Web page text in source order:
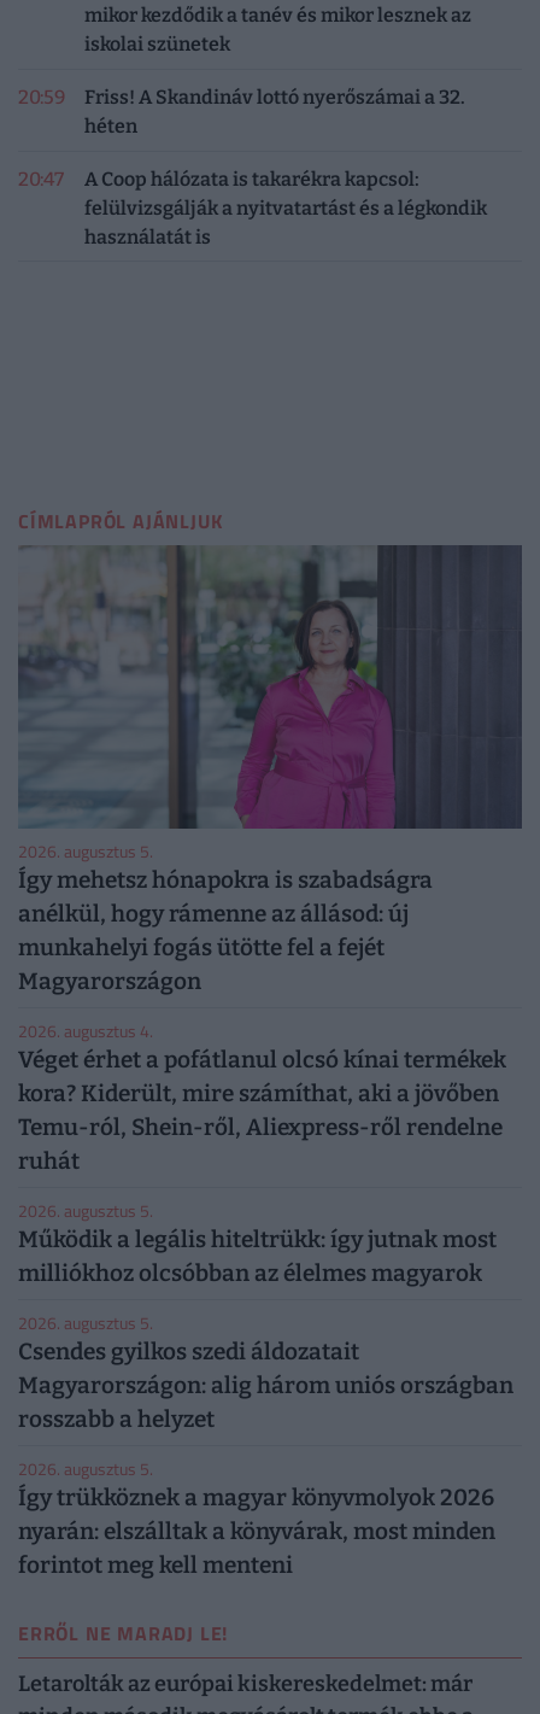
mikor kezdődik a tanév és mikor lesznek az
iskolai szünetek
20:59
Friss! A Skandináv lottó nyerőszámai a 32.
héten
20:47
A Coop hálózata is takarékra kapcsol:
felülvizsgálják a nyitvatartást és a légkondik
használatát is
CÍMLAPRÓL AJÁNLJUK
2026. augusztus 5.
Így mehetsz hónapokra is szabadságra
anélkül, hogy rámenne az állásod: új
munkahelyi fogás ütötte fel a fejét
Magyarországon
2026. augusztus 4.
Véget érhet a pofátlanul olcsó kínai termékek
kora? Kiderült, mire számíthat, aki a jövőben
Temu-ról, Shein-ről, Aliexpress-ről rendelne
ruhát
2026. augusztus 5.
Működik a legális hiteltrükk: így jutnak most
milliókhoz olcsóbban az élelmes magyarok
2026. augusztus 5.
Csendes gyilkos szedi áldozatait
Magyarországon: alig három uniós országban
rosszabb a helyzet
2026. augusztus 5.
Így trükköznek a magyar könyvmolyok 2026
nyarán: elszálltak a könyvárak, most minden
forintot meg kell menteni
ERRŐL NE MARADJ LE!
Letarolták az európai kiskereskedelmet: már